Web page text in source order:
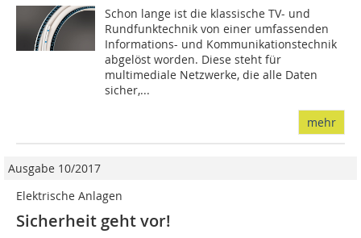
Schon lange ist die klassische TV- und
Rundfunktechnik von einer umfassenden
Informations- und Kommunikationstechnik
abgelöst worden. Diese steht für
multimediale Netzwerke, die alle Daten
sicher,...
mehr
Ausgabe 10/2017
Elektrische Anlagen
Sicherheit geht vor!